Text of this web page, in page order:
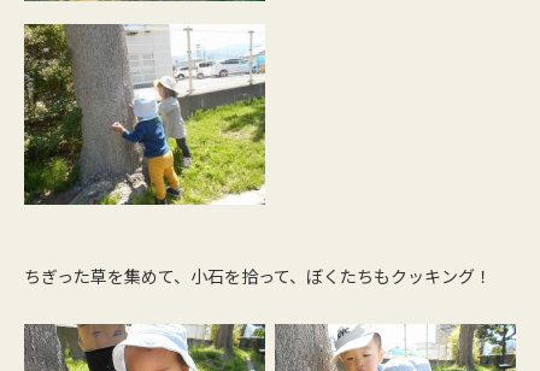
ちぎった草を集めて、小石を拾って、ぼくたちもクッキング！